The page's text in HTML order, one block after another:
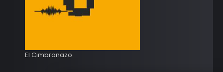
El Cimbronazo